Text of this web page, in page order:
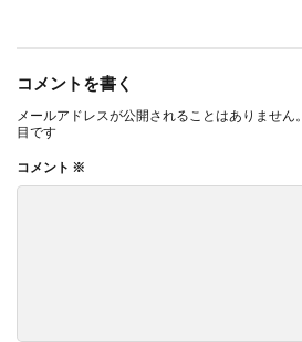
コメントを書く
メールアドレスが公開されることはありません。
目です
コメント ※